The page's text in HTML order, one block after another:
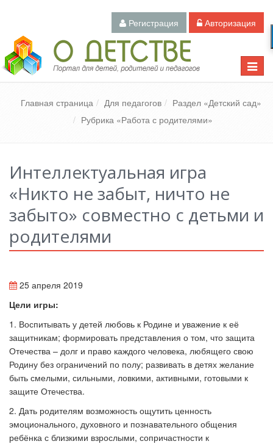
Регистрация Авторизация
Toggle
Педагогический портал «О детстве»
Главная страница Для педагогов
Раздел «Детский сад»
Рубрика «Работа с родителями»
Интеллектуальная игра
«Никто не забыт, ничто не
забыто» совместно с детьми и
родителями
25 апреля 2019
Цели игры:
1. Воспитывать у детей любовь к Родине и уважение к её
защитникам; формировать представления о том, что защита
Отечества – долг и право каждого человека, любящего свою
Родину без ограничений по полу; развивать в детях желание
быть смелыми, сильными, ловкими, активными, готовыми к
защите Отечества.
2. Дать родителям возможность ощутить ценность
эмоционального, духовного и познавательного общения
ребёнка с близкими взрослыми, сопричастности к